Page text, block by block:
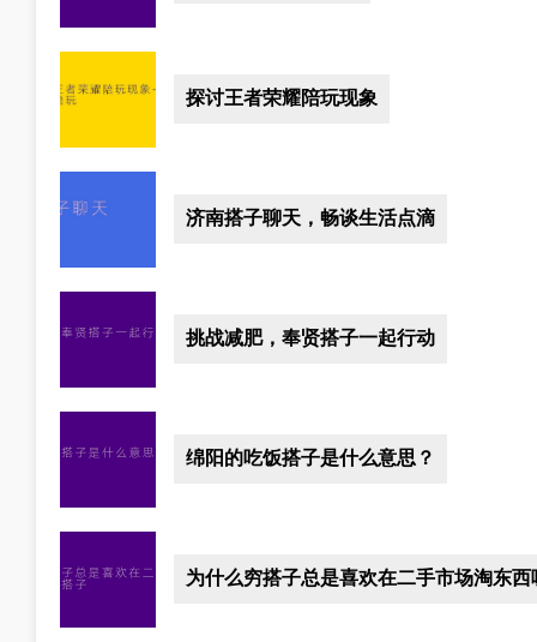
探讨王者荣耀陪玩现象
济南搭子聊天，畅谈生活点滴
挑战减肥，奉贤搭子一起行动
绵阳的吃饭搭子是什么意思？
为什么穷搭子总是喜欢在二手市场淘东西